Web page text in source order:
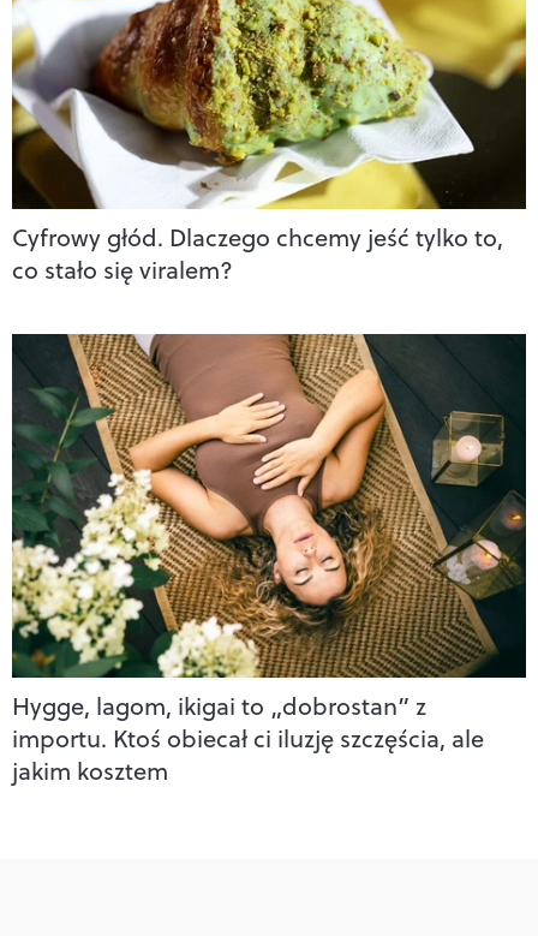
Cyfrowy głód. Dlaczego chcemy jeść tylko to,
co stało się viralem?
Hygge, lagom, ikigai to „dobrostan” z
importu. Ktoś obiecał ci iluzję szczęścia, ale
jakim kosztem